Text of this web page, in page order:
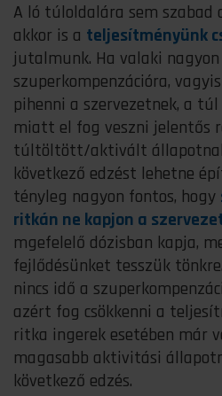
A ló túloldalára sem szabad
akkor is a teljesítményünk
jutalmunk. Ha valaki
szuperkompenzációra,
pihenni a szervezetnek, a
miatt el fog veszni jelentős
túltöltött/aktivált
következő edzést lehetne
tényleg nagyon fontos, hogy
ritkán ne kapjon a
mgefelelő dózisban kapja,
fejlődésünket tesszük
nincs idő a
azért fog csökkenni a
ritka ingerek esetében már
magasabb aktivitási
következő edzés.